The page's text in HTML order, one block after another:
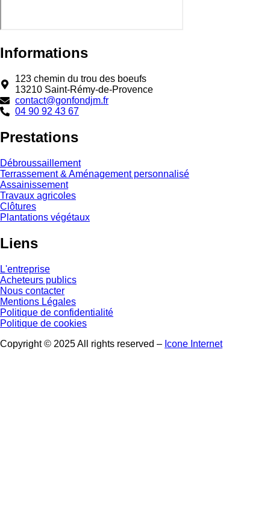
Informations
123 chemin du trou des boeufs
13210 Saint-Rémy-de-Provence
contact@gonfondjm.fr
04 90 92 43 67
Prestations
Débroussaillement
Terrassement & Aménagement personnalisé
Assainissement
Travaux agricoles
Clôtures
Plantations végétaux
Liens
L'entreprise
Acheteurs publics
Nous contacter
Mentions Légales
Politique de confidentialité
Politique de cookies
Copyright © 2025 All rights reserved – Icone Internet